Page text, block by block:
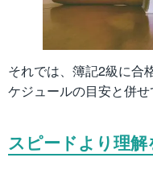
それでは、簿記2級に合
ケジュールの目安と併せ
スピードより理解